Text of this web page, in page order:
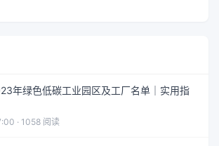
年绿色低碳工业园区及工厂名单｜实用指
· 1058 阅读